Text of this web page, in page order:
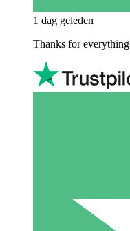
1 dag geleden
Thanks for everything